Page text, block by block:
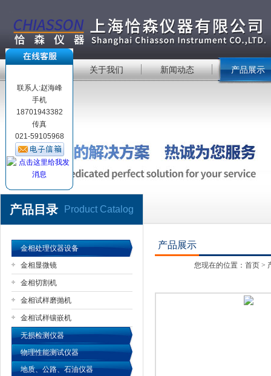
公司名称
关于我们 新闻动态 产品展示
产品目录 Product Catalog
金相处理仪器设备
金相显微镜
金相切割机
金相试样磨抛机
金相试样镶嵌机
无损检测仪器
物理性能测试仪器
地质、公路、石油仪器
产品展示
您现在的位置： 首页 >
联系人:赵海峰
手机
18701943382
传真
021-59105968